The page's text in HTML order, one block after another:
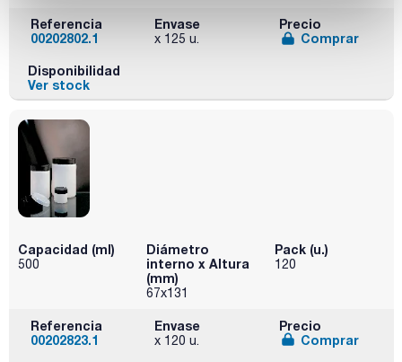
Referencia
00202802.1
Envase
x 125 u.
Precio
Comprar
Disponibilidad
Ver stock
Capacidad (ml)
500
Diámetro
interno x Altura
(mm)
67x131
Pack (u.)
120
Referencia
00202823.1
Envase
x 120 u.
Precio
Comprar